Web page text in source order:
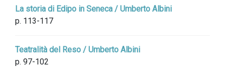
La storia di Edipo in Seneca / Umberto Albini
p. 113-117
Teatralità del Reso / Umberto Albini
p. 97-102